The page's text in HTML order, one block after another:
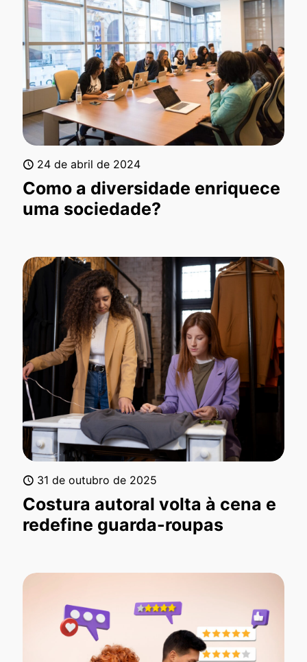
24 de abril de 2024
Como a diversidade enriquece
uma sociedade?
31 de outubro de 2025
Costura autoral volta à cena e
redefine guarda-roupas